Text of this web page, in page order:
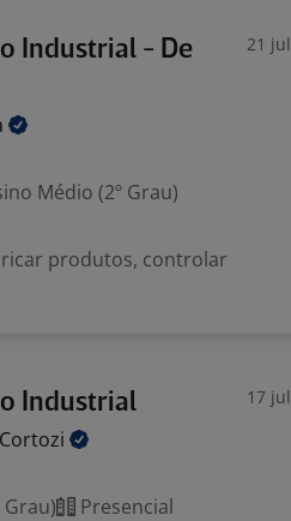
Industrial - De
21 jul
Médio (2º Grau)
produtos, controlar
Industrial 17 jul
Cortozi
Grau)
Presencial